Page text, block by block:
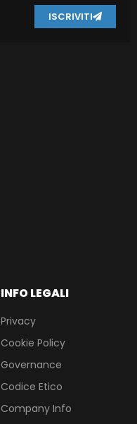
INFO LEGALI
Privacy
Cookie Policy
Governance
Codice Etico
Company Info
ISCRIVITI